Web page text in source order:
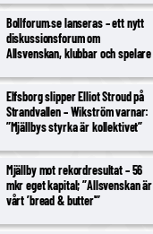
Bollforum.se lanseras – ett nytt
diskussionsforum om
Allsvenskan, klubbar och spelare
Elfsborg slipper Elliot Stroud på
Strandvallen – Wikström varnar:
”Mjällbys styrka är kollektivet”
Mjällby mot rekordresultat – 56
mkr eget kapital; ”Allsvenskan är
vårt ’bread & butter'”